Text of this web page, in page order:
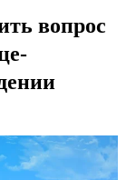
вопрос